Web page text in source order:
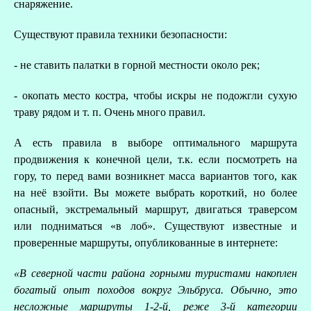
снаряжение.
Существуют правила техники безопасности:
- не ставить палатки в горной местности около рек;
- окопать место костра, чтобы искры не подожгли сухую
траву рядом и т. п. Очень много правил.
А есть правила в выборе оптимального маршрута
продвижения к конечной цели, т.к. если посмотреть на
гору, то перед вами возникнет масса вариантов того, как
на неё взойти. Вы можете выбрать короткий, но более
опасный, экстремальный маршрут, двигаться траверсом
или подниматься «в лоб». Существуют известные и
проверенные маршруты, опубликованные в интернете:
«В северной части района горными туристами накоплен
богатый опыт походов вокруг Эльбруса. Обычно, это
несложные маршруты 1-2-й, реже 3-й категории